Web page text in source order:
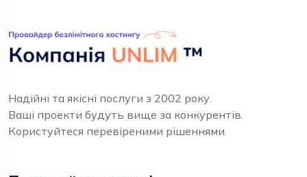
Надійні та якісні послуги з 2002 року.
Ваші проекти будуть вище за конкурентів.
Користуйтеся перевіреними рішеннями.